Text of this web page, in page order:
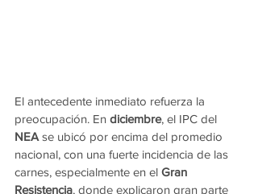
El antecedente inmediato refuerza la
preocupación. En diciembre, el IPC del
NEA se ubicó por encima del promedio
nacional, con una fuerte incidencia de las
carnes, especialmente en el Gran
Resistencia, donde explicaron gran parte